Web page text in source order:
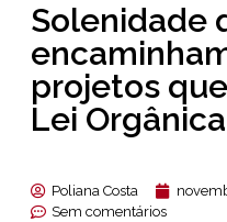
Solenidade
projetos
Lei
Poliana Costa
Sem comentários